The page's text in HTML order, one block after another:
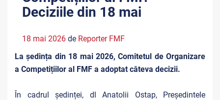
Deciziile din 18 mai
18 mai 2026 de Reporter FMF
La ședința din 18 mai 2026, Comitetul de Organizare
a Competițiilor al FMF a adoptat câteva decizii.
În cadrul ședinței, dl Anatolii Ostap, Președintele